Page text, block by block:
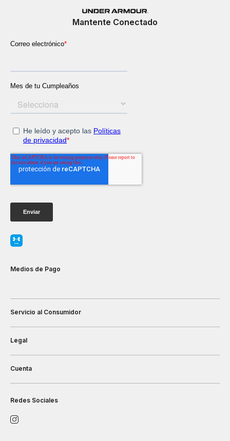
Mantente Conectado
Medios de Pago
Servicio al Consumidor
Legal
Cuenta
Redes Sociales